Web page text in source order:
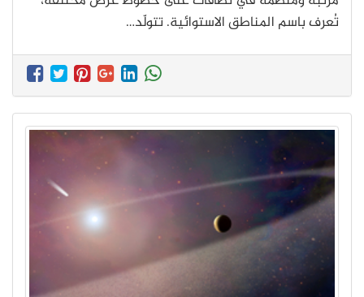
تُعرف باسم المناطق الاستوائية. تتولّد…